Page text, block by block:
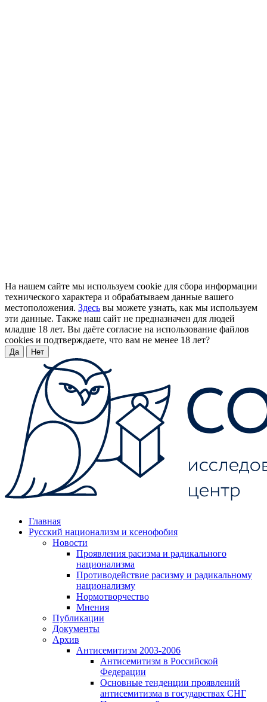
На нашем сайте мы используем cookie для сбора информации
технического характера и обрабатываем данные вашего
местоположения. Здесь вы можете узнать, как мы используем
эти данные. Также наш сайт не предназначен для людей
младше 18 лет. Вы даёте согласие на использование файлов
cookies и подтверждаете, что вам не менее 18 лет?
Да Нет
Главная
Русский национализм и ксенофобия
Новости
Проявления расизма и радикального
национализма
Противодействие расизму и радикальному
национализму
Нормотворчество
Мнения
Публикации
Документы
Архив
Антисемитизм 2003-2006
Антисемитизм в Российской
Федерации
Основные тенденции проявлений
антисемитизма в государствах СНГ